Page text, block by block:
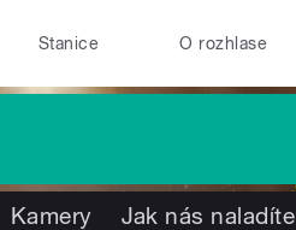
Stanice O rozhlase
Kamery Jak nás naladíte